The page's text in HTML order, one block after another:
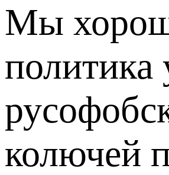
Мы
политика
колючей